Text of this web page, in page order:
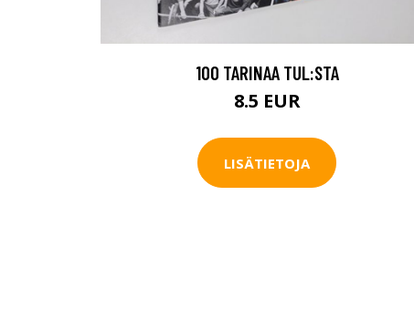
100 TARINAA TUL:STA
8.5 EUR
LISÄTIETOJA